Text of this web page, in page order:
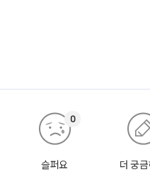
슬퍼요
0
더 궁